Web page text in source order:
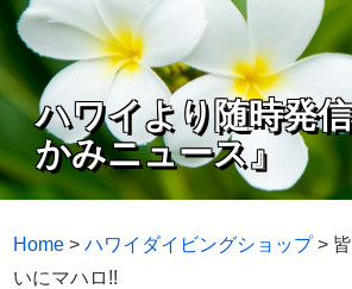
ハワイより随時発
かみニュース』
Home >ハワイダイビングショップ>
いにマハロ!!